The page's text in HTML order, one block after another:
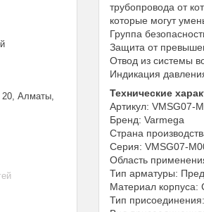
трубопровода от
которые могут
Группа
Защита от
Отвод из системы
Индикация
Технические
Артикул: VMSG07-
Бренд: Varmega
Страна
Серия: VMSG07-
Область
Тип арматуры:
Материал корпуса:
Тип
20, Алматы,